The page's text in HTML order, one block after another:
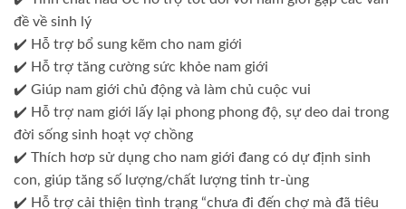
đề về sinh lý
✔️ Hỗ trợ bổ sung kẽm cho nam giới
✔️ Hỗ trợ tăng cường sức khỏe nam giới
✔️ Giúp nam giới chủ động và làm chủ cuộc vui
✔️ Hỗ trợ nam giới lấy lại phong phong độ, sự deo dai trong
đời sống sinh hoạt vợ chồng
✔️ Thích hơp sử dụng cho nam giới đang có dự định sinh
con, giúp tăng số lượng/chất lượng tinh tr-ùng
✔️ Hỗ trợ cải thiện tình trạng “chưa đi đến chợ mà đã tiêu